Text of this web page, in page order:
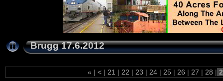
Brugg 17.6.2012
« | < | 21 | 22 | 23 | 24 | 25 | 26 | 27 | 28 |